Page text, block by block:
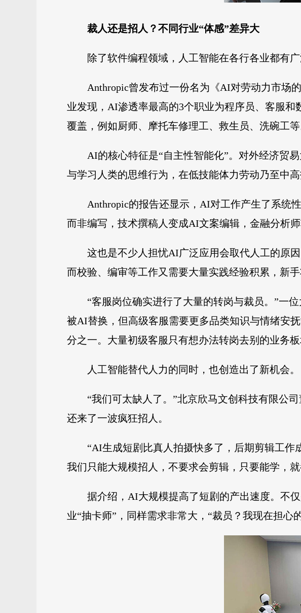
裁人还是招人？不同行业“体感”差异大
除了软件编程领域，人工智能在各行各业都有广
Anthropic曾发布过一份名为《AI对劳动力市场
业发现，AI渗透率最高的3个职业为程序员、客服
覆盖，例如厨师、摩托车修理工、救生员、洗碗工等
AI的核心特征是“自主性智能化”。对外经济贸
与学习人类的思维行为，在低技能体力劳动乃至中
Anthropic的报告还显示，AI对工作产生了系统
而非编写，技术撰稿人变成AI文案编辑，金融分析师
这也是不少人担忧AI广泛应用会取代人工的原
而校验、编审等工作又需要大量实践经验积累，新
“客服岗位确实进行了大量的转岗与裁员。”一
被AI替换，但高级客服需要更多品类知识与情绪安
分之一。大量初级客服只有想办法转岗去别的业务板
人工智能替代人力的同时，也创造出了新机会。
“我们可太缺人了。”北京欣马文创科技有限公
还来了一波疯狂招人。
“AI生成短剧比真人拍摄快多了，后期剪辑工作
我们只能大规模招人，不要求会剪辑，只要能学，就
据介绍，AI大规模提高了短剧的产出速度。不
业“抽卡师”，同样需求非常大，“裁员？我现在担心